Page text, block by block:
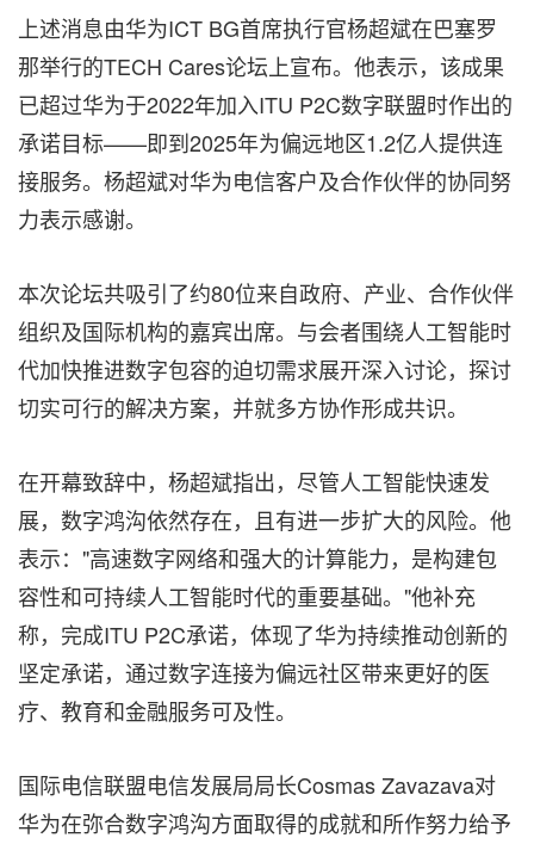
上述消息由华为ICT BG首席执行官杨超斌在巴塞罗
那举行的TECH Cares论坛上宣布。他表示，该成果
已超过华为于2022年加入ITU P2C数字联盟时作出的
承诺目标——即到2025年为偏远地区1.2亿人提供连
接服务。杨超斌对华为电信客户及合作伙伴的协同努
力表示感谢。
本次论坛共吸引了约80位来自政府、产业、合作伙伴
组织及国际机构的嘉宾出席。与会者围绕人工智能时
代加快推进数字包容的迫切需求展开深入讨论，探讨
切实可行的解决方案，并就多方协作形成共识。
在开幕致辞中，杨超斌指出，尽管人工智能快速发
展，数字鸿沟依然存在，且有进一步扩大的风险。他
表示："高速数字网络和强大的计算能力，是构建包
容性和可持续人工智能时代的重要基础。"他补充
称，完成ITU P2C承诺，体现了华为持续推动创新的
坚定承诺，通过数字连接为偏远社区带来更好的医
疗、教育和金融服务可及性。
国际电信联盟电信发展局局长Cosmas Zavazava对
华为在弥合数字鸿沟方面取得的成就和所作努力给予